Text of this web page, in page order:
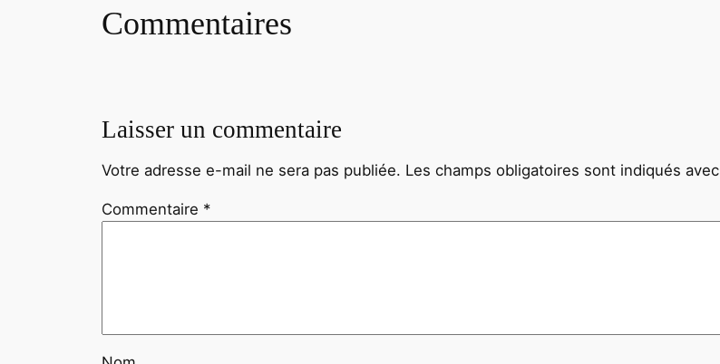
Commentaires
Laisser un commentaire
Votre adresse e-mail ne sera pas publiée. Les champs obligatoires sont indiqués avec
Commentaire *